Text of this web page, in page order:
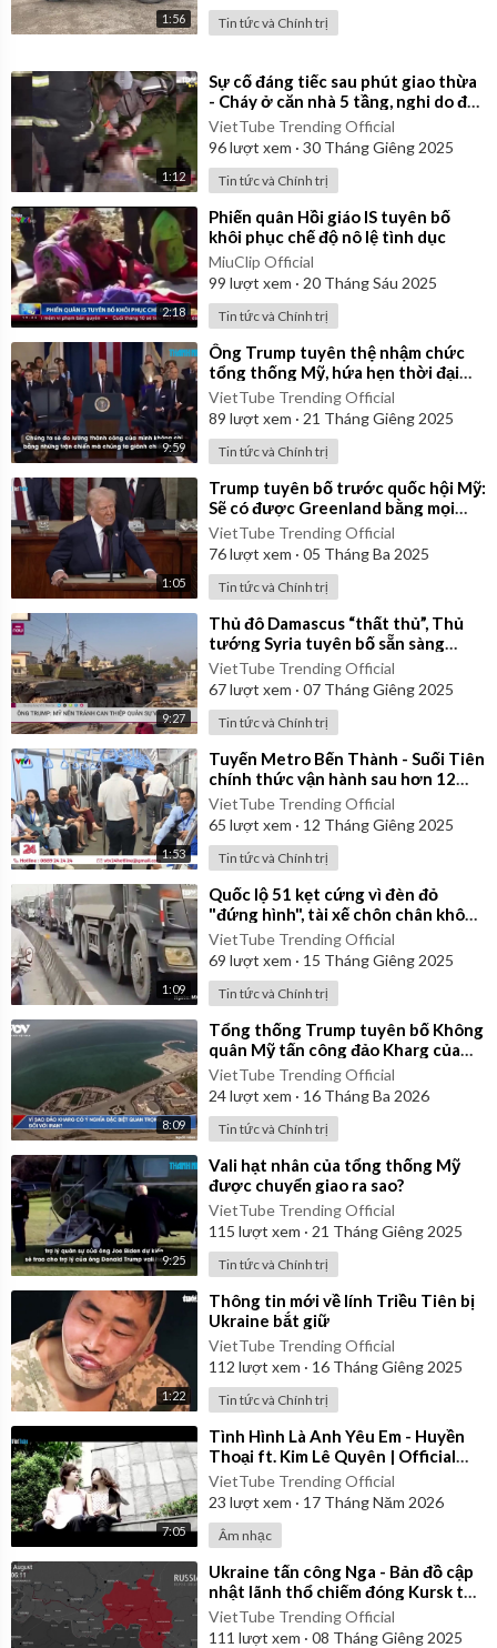
1:56 Tin tức và Chính trị
1:12
⁣Sự cố đáng tiếc sau phút giao thừa
- Cháy ở căn nhà 5 tầng, nghi do đốt
pháo hoa
VietTube Trending Official
96lượt xem · 30 Tháng Giêng 2025
Tin tức và Chính trị
2:18
⁣Phiến quân Hồi giáo IS tuyên bố
khôi phục chế độ nô lệ tình dục
MiuClip Official
99 lượt xem · 20 Tháng Sáu 2025
Tin tức và Chính trị
9:59
⁣Ông Trump tuyên thệ nhậm chức
tổng thống Mỹ, hứa hẹn thời đại
"hoàng kim"
VietTube Trending Official
89 lượt xem · 21 Tháng Giêng 2025
Tin tức và Chính trị
1:05
⁣Trump tuyên bố trước quốc hội Mỹ:
Sẽ có được Greenland bằng mọi
cách!
VietTube Trending Official
76lượt xem · 05 Tháng Ba 2025
Tin tức và Chính trị
9:27
⁣Thủ đô Damascus “thất thủ”, Thủ
tướng Syria tuyên bố sẵn sàng
chuyển giao quyền lực
VietTube Trending Official
67lượt xem · 07 Tháng Giêng 2025
Tin tức và Chính trị
1:53
⁣Tuyến Metro Bến Thành - Suối Tiên
chính thức vận hành sau hơn 12
năm
VietTube Trending Official
65 lượt xem · 12 Tháng Giêng 2025
Tin tức và Chính trị
1:09
⁣Quốc lộ 51 kẹt cứng vì đèn đỏ
"đứng hình", tài xế chôn chân không
dám vượt
VietTube Trending Official
69 lượt xem · 15 Tháng Giêng 2025
Tin tức và Chính trị
8:09
⁣Tổng thống Trump tuyên bố Không
quân Mỹ tấn công đảo Kharg của
Iran
VietTube Trending Official
24lượt xem · 16 Tháng Ba 2026
Tin tức và Chính trị
9:25
⁣Vali hạt nhân của tổng thống Mỹ
được chuyển giao ra sao?
VietTube Trending Official
115 lượt xem · 21 Tháng Giêng 2025
Tin tức và Chính trị
1:22
⁣Thông tin mới về lính Triều Tiên bị
Ukraine bắt giữ
VietTube Trending Official
112 lượt xem · 16 Tháng Giêng 2025
Tin tức và Chính trị
7:05
⁣Tình Hình Là Anh Yêu Em - Huyền
Thoại ft. Kim Lê Quyên | Official
Music Video
VietTube Trending Official
23 lượt xem · 17 Tháng Năm 2026
Âm nhạc
⁣Ukraine tấn công Nga - Bản đồ cập
nhật lãnh thổ chiếm đóng Kursk từ
ngày 06/08/2024 đến 06/01/2025
VietTube Trending Official
111 lượt xem · 08 Tháng Giêng 2025